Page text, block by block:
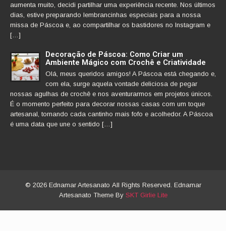
aumenta muito, decidi partilhar uma experiência recente. Nos últimos
dias, estive preparando lembrancinhas especiais para a nossa
missa de Páscoa e, ao compartilhar os bastidores no Instagram e
[…]
Decoração de Páscoa: Como Criar um
Ambiente Mágico com Crochê e Criatividade
Olá, meus queridos amigos! A Páscoa está chegando e,
com ela, surge aquela vontade deliciosa de pegar
nossas agulhas de crochê e nos aventurarmos em projetos únicos.
É o momento perfeito para decorar nossas casas com um toque
artesanal, tornando cada cantinho mais fofo e acolhedor. A Páscoa
é uma data que une o sentido […]
© 2026 Ednamar Artesanato All Rights Reserved. Ednamar
Artesanato Theme By SKT Girlie Lite